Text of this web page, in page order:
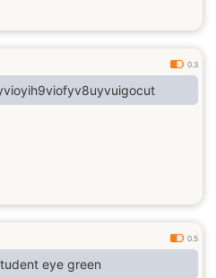
0.3
0.5
eye green